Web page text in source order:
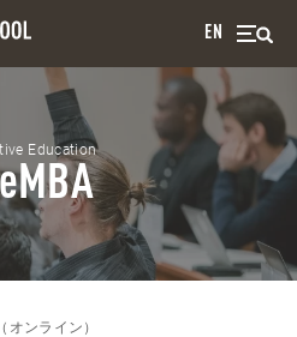
EN
Education
オンライン）